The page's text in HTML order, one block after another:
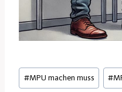
Schlagworte:
#MPU machen muss #